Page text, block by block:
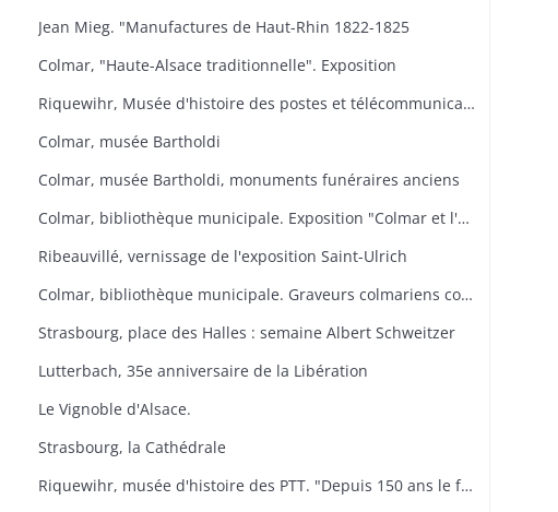
Jean Mieg. "Manufactures de Haut-Rhin 1822-1825
Colmar, "Haute-Alsace traditionnelle". Exposition
Riquewihr, Musée d'histoire des postes et télécommunications. "Facteur ? L'Europe s'il-vous-plaît
Colmar, musée Bartholdi
Colmar, musée Bartholdi, monuments funéraires anciens
Colmar, bibliothèque municipale. Exposition "Colmar et l'Ex-lbiris
Ribeauvillé, vernissage de l'exposition Saint-Ulrich
Colmar, bibliothèque municipale. Graveurs colmariens contemporains
Strasbourg, place des Halles : semaine Albert Schweitzer
Lutterbach, 35e anniversaire de la Libération
Le Vignoble d'Alsace.
Strasbourg, la Cathédrale
Riquewihr, musée d'histoire des PTT. "Depuis 150 ans le facteur de campagne